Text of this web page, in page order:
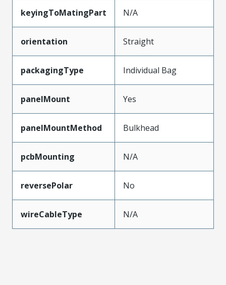
keyingToMatingPart N/A
orientation Straight
packagingType Individual Bag
panelMount Yes
panelMountMethod Bulkhead
pcbMounting N/A
reversePolar No
wireCableType N/A